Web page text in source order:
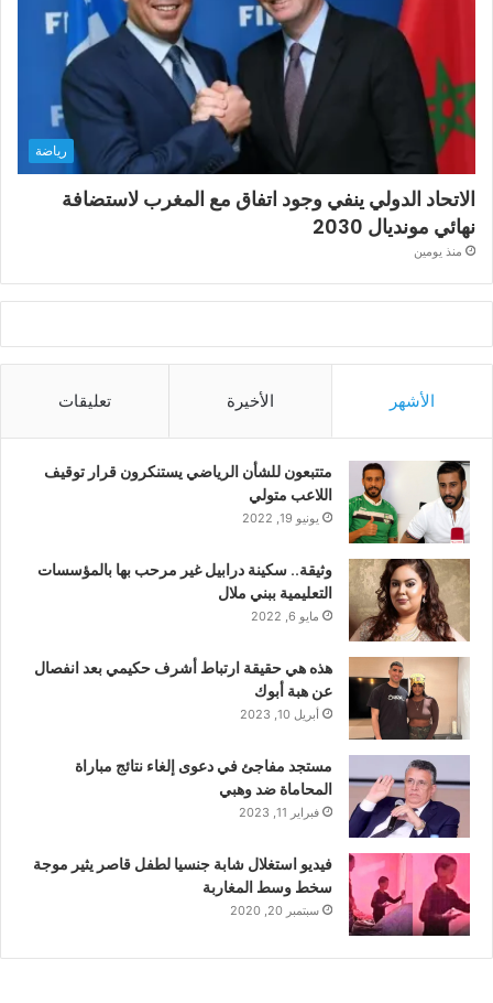
رياضة
الاتحاد الدولي ينفي وجود اتفاق مع المغرب لاستضافة
نهائي مونديال 2030
منذ يومين
الأشهر الأخيرة تعليقات
متتبعون للشأن الرياضي يستنكرون قرار توقيف
اللاعب متولي
يونيو 19, 2022
وثيقة.. سكينة درابيل غير مرحب بها بالمؤسسات
التعليمية ببني ملال
مايو 6, 2022
هذه هي حقيقة ارتباط أشرف حكيمي بعد انفصال
عن هبة أبوك
أبريل 10, 2023
مستجد مفاجئ في دعوى إلغاء نتائج مباراة
المحاماة ضد وهبي
فبراير 11, 2023
فيديو استغلال شابة جنسيا لطفل قاصر يثير موجة
سخط وسط المغاربة
سبتمبر 20, 2020